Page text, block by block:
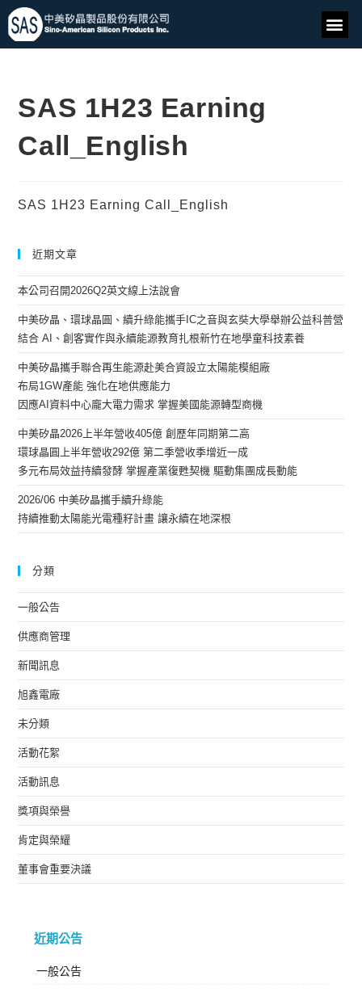
SAS 1H23 Earning
Call_English
SAS 1H23 Earning Call_English
近期文章
本公司召開2026Q2英文線上法說會
中美矽晶、環球晶圓、續升綠能攜手IC之音與玄奘大學舉辦公益科普營
結合 AI、創客實作與永續能源教育扎根新竹在地學童科技素養
中美矽晶攜手聯合再生能源赴美合資設立太陽能模組廠
布局1GW產能 強化在地供應能力
因應AI資料中心龐大電力需求 掌握美國能源轉型商機
中美矽晶2026上半年營收405億 創歷年同期第二高
環球晶圓上半年營收292億 第二季營收季增近一成
多元布局效益持續發酵 掌握產業復甦契機 驅動集團成長動能
2026/06 中美矽晶攜手續升綠能
持續推動太陽能光電種籽計畫 讓永續在地深根
分類
一般公告
供應商管理
新聞訊息
旭鑫電廠
未分類
活動花絮
活動訊息
獎項與榮譽
肯定與榮耀
董事會重要決議
近期公告
一般公告